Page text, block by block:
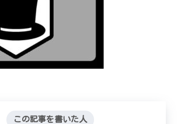
この記事を書いた人